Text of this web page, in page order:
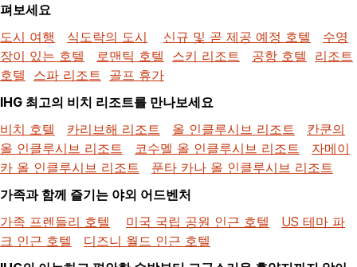
펴보세요
도시 여행
식도락의 도시 신규 및 곧 제공 예정 호텔
수영
장이 있는 호텔
로맨틱 호텔 스키 리조트 공항 호텔
리조트
호텔
스파 리조트 골프 휴가
IHG 최고의 비치 리조트를 만나보세요
비치 호텔
카리브해 리조트 올 인클루시브 리조트
칸쿤의
올 인클루시브 리조트
코수멜 올 인클루시브 리조트
자메이
카 올 인클루시브 리조트
푼타 카나 올 인클루시브 리조트
가족과 함께 즐기는 야외 어드벤처
가족 프렌들리 호텔
미국 국립 공원 인근 호텔
US 테마 파
크 인근 호텔
디즈니 월드 인근 호텔